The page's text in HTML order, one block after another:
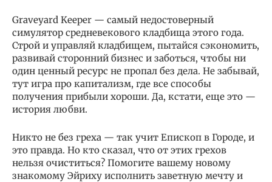
Graveyard Keeper — самый недостоверный
симулятор средневекового кладбища этого года.
Строй и управляй кладбищем, пытайся сэкономить,
развивай сторонний бизнес и заботься, чтобы ни
один ценный ресурс не пропал без дела. Не забывай,
тут игра про капитализм, где все способы
получения прибыли хороши. Да, кстати, еще это —
история любви.
Никто не без греха — так учит Епископ в Городе, и
это правда. Но кто сказал, что от этих грехов
нельзя очиститься? Помогите вашему новому
знакомому Эйриху исполнить заветную мечту и